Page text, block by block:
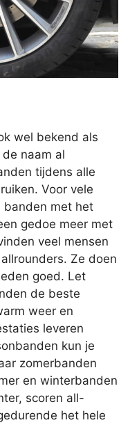
wel bekend als
naam al
tijdens alle
Voor vele
banden met het
gedoe meer met
veel mensen
Ze doen
goed. Let
de beste
weer en
leveren
kun je
zomerbanden
en winterbanden
scoren all-
het hele